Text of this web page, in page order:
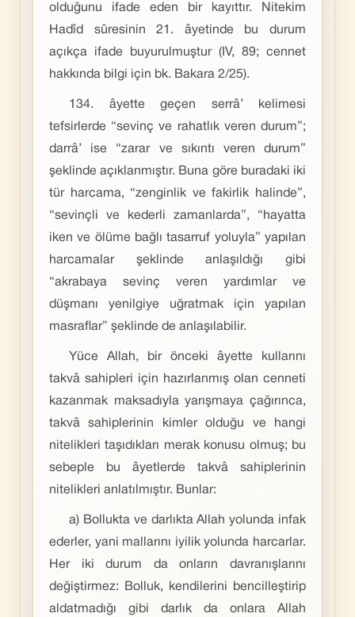
olduğunu ifade eden bir kayıttır. Nitekim
Hadîd sûresinin 21. âyetinde bu durum
açıkça ifade buyurulmuştur (IV, 89; cennet
hakkında bilgi için bk. Bakara 2/25).
134. âyette geçen serrâ’ kelimesi
tefsirlerde “sevinç ve rahatlık veren durum”;
darrâ’ ise “zarar ve sıkıntı veren durum”
şeklinde açıklanmıştır. Buna göre buradaki iki
tür harcama, “zenginlik ve fakirlik halinde”,
“sevinçli ve kederli zamanlarda”, “hayatta
iken ve ölüme bağlı tasarruf yoluyla” yapılan
harcamalar şeklinde anlaşıldığı gibi
“akrabaya sevinç veren yardımlar ve
düşmanı yenilgiye uğratmak için yapılan
masraflar” şeklinde de anlaşılabilir.
Yüce Allah, bir önceki âyette kullarını
takvâ sahipleri için hazırlanmış olan cenneti
kazanmak maksadıyla yarışmaya çağırınca,
takvâ sahiplerinin kimler olduğu ve hangi
nitelikleri taşıdıkları merak konusu olmuş; bu
sebeple bu âyetlerde takvâ sahiplerinin
nitelikleri anlatılmıştır. Bunlar:
a) Bollukta ve darlıkta Allah yolunda infak
ederler, yani mallarını iyilik yolunda harcarlar.
Her iki durum da onların davranışlarını
değiştirmez: Bolluk, kendilerini bencilleştirip
aldatmadığı gibi darlık da onlara Allah